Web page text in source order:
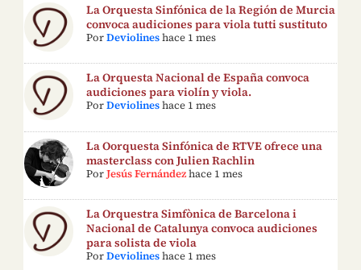
La Orquesta Sinfónica de la Región de Murcia
convoca audiciones para viola tutti sustituto
PorDeviolines hace 1 mes
La Orquesta Nacional de España convoca
audiciones para violín y viola.
PorDeviolines hace 1 mes
La Oorquesta Sinfónica de RTVE ofrece una
masterclass con Julien Rachlin
PorJesús Fernández hace 1 mes
La Orquestra Simfònica de Barcelona i
Nacional de Catalunya convoca audiciones
para solista de viola
PorDeviolines hace 1 mes